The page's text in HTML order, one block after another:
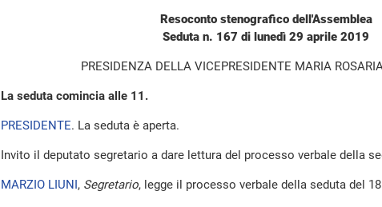
Resoconto stenografico dell'Assemblea
Seduta n. 167 di lunedì 29 aprile 2019
PRESIDENZA DELLA VICEPRESIDENTE MARIA
La seduta comincia alle 11.
PRESIDENTE. La seduta è aperta.
Invito il deputato segretario a dare lettura del processo verbale della
MARZIO LIUNI, Segretario, legge il processo verbale della seduta del